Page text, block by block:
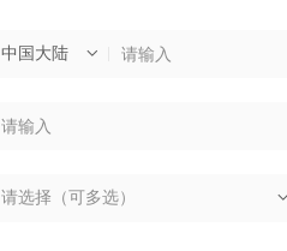
中国大陆
请选择（可多选）